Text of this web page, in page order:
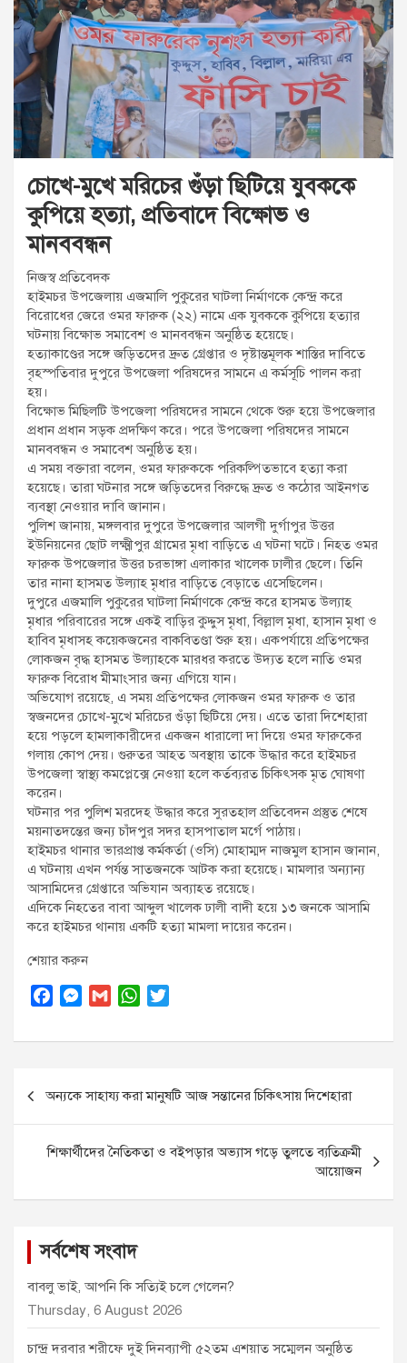
t
:
চোখে-মুখে মরিচের গুঁড়া ছিটিয়ে যুবককে
কুপিয়ে হত্যা, প্রতিবাদে বিক্ষোভ ও
মানববন্ধন
নিজস্ব প্রতিবেদক
হাইমচর উপজেলায় এজমালি পুকুরের ঘাটলা নির্মাণকে কেন্দ্র করে
বিরোধের জেরে ওমর ফারুক (২২) নামে এক যুবককে কুপিয়ে হত্যার
ঘটনায় বিক্ষোভ সমাবেশ ও মানববন্ধন অনুষ্ঠিত হয়েছে।
হত্যাকাণ্ডের সঙ্গে জড়িতদের দ্রুত গ্রেপ্তার ও দৃষ্টান্তমূলক শাস্তির দাবিতে
বৃহস্পতিবার দুপুরে উপজেলা পরিষদের সামনে এ কর্মসূচি পালন করা
হয়।
বিক্ষোভ মিছিলটি উপজেলা পরিষদের সামনে থেকে শুরু হয়ে উপজেলার
প্রধান প্রধান সড়ক প্রদক্ষিণ করে। পরে উপজেলা পরিষদের সামনে
মানববন্ধন ও সমাবেশ অনুষ্ঠিত হয়।
এ সময় বক্তারা বলেন, ওমর ফারুককে পরিকল্পিতভাবে হত্যা করা
হয়েছে। তারা ঘটনার সঙ্গে জড়িতদের বিরুদ্ধে দ্রুত ও কঠোর আইনগত
ব্যবস্থা নেওয়ার দাবি জানান।
পুলিশ জানায়, মঙ্গলবার দুপুরে উপজেলার আলগী দুর্গাপুর উত্তর
ইউনিয়নের ছোট লক্ষ্মীপুর গ্রামের মৃধা বাড়িতে এ ঘটনা ঘটে। নিহত ওমর
ফারুক উপজেলার উত্তর চরভাঙ্গা এলাকার খালেক ঢালীর ছেলে। তিনি
তার নানা হাসমত উল্যাহ মৃধার বাড়িতে বেড়াতে এসেছিলেন।
দুপুরে এজমালি পুকুরের ঘাটলা নির্মাণকে কেন্দ্র করে হাসমত উল্যাহ
মৃধার পরিবারের সঙ্গে একই বাড়ির কুদ্দুস মৃধা, বিল্লাল মৃধা, হাসান মৃধা ও
হাবিব মৃধাসহ কয়েকজনের বাকবিতণ্ডা শুরু হয়। একপর্যায়ে প্রতিপক্ষের
লোকজন বৃদ্ধ হাসমত উল্যাহকে মারধর করতে উদ্যত হলে নাতি ওমর
ফারুক বিরোধ মীমাংসার জন্য এগিয়ে যান।
অভিযোগ রয়েছে, এ সময় প্রতিপক্ষের লোকজন ওমর ফারুক ও তার
স্বজনদের চোখে-মুখে মরিচের গুঁড়া ছিটিয়ে দেয়। এতে তারা দিশেহারা
হয়ে পড়লে হামলাকারীদের একজন ধারালো দা দিয়ে ওমর ফারুকের
গলায় কোপ দেয়। গুরুতর আহত অবস্থায় তাকে উদ্ধার করে হাইমচর
উপজেলা স্বাস্থ্য কমপ্লেক্সে নেওয়া হলে কর্তব্যরত চিকিৎসক মৃত ঘোষণা
করেন।
ঘটনার পর পুলিশ মরদেহ উদ্ধার করে সুরতহাল প্রতিবেদন প্রস্তুত শেষে
ময়নাতদন্তের জন্য চাঁদপুর সদর হাসপাতাল মর্গে পাঠায়।
হাইমচর থানার ভারপ্রাপ্ত কর্মকর্তা (ওসি) মোহাম্মদ নাজমুল হাসান জানান,
এ ঘটনায় এখন পর্যন্ত সাতজনকে আটক করা হয়েছে। মামলার অন্যান্য
আসামিদের গ্রেপ্তারে অভিযান অব্যাহত রয়েছে।
এদিকে নিহতের বাবা আব্দুল খালেক ঢালী বাদী হয়ে ১৩ জনকে আসামি
করে হাইমচর থানায় একটি হত্যা মামলা দায়ের করেন।
শেয়ার করুন
c
o
o
k
M
s
g
e
G
a
W
a
A
p
p
i
t
e
r
navigation
অন্যকে সাহায্য করা মানুষটি আজ সন্তানের চিকিৎসায় দিশেহারা
শিক্ষার্থীদের নৈতিকতা ও বইপড়ার অভ্যাস গড়ে তুলতে ব্যতিক্রমী
আয়োজন
সর্বশেষ সংবাদ
বাবলু ভাই, আপনি কি সত্যিই চলে গেলেন?
Thursday, 6 August 2026
চান্দ্র দরবার শরীফে দুই দিনব্যাপী ৫২তম এশয়াত সম্মেলন অনুষ্ঠিত